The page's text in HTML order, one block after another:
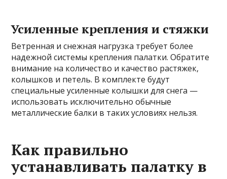
Усиленные крепления и стяжки
Ветренная и снежная нагрузка требует более
надежной системы крепления палатки. Обратите
внимание на количество и качество растяжек,
колышков и петель. В комплекте будут
специальные усиленные колышки для снега —
использовать исключительно обычные
металлические балки в таких условиях нельзя.
Как правильно
устанавливать палатку в